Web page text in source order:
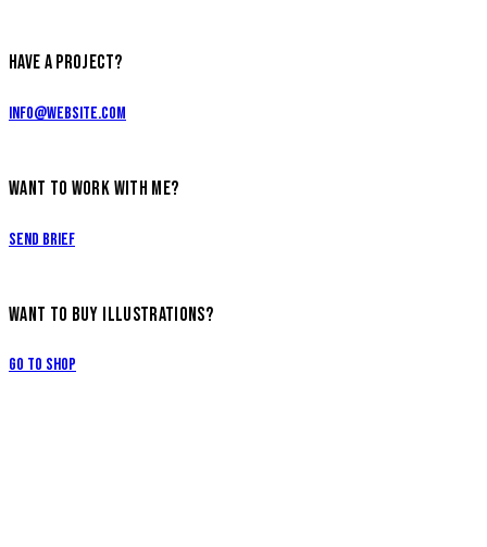
HAVE A PROJECT?
info@website.com
WANT TO WORK WITH ME?
Send Brief
WANT TO BUY ILLUSTRATIONS?
Go to Shop